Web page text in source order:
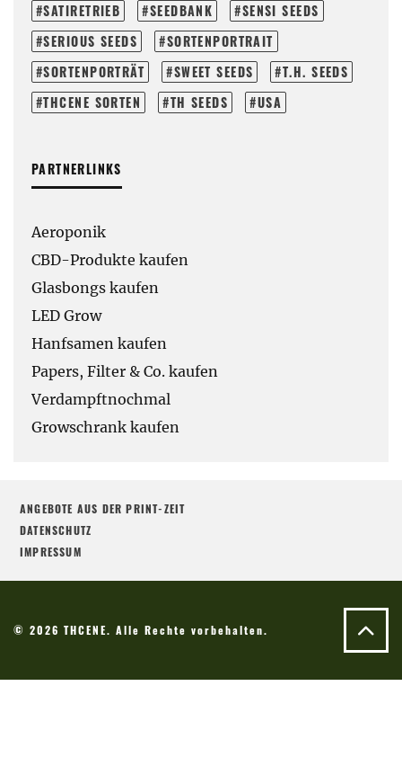
SATIRETRIEB
SEEDBANK
SENSI SEEDS
SERIOUS SEEDS
SORTENPORTRAIT
SORTENPORTRÄT
SWEET SEEDS
T.H. SEEDS
THCENE SORTEN
TH SEEDS USA
PARTNERLINKS
Aeroponik
CBD-Produkte kaufen
Glasbongs kaufen
LED Grow
Hanfsamen kaufen
Papers, Filter & Co. kaufen
Verdampftnochmal
Growschrank kaufen
ANGEBOTE AUS DER PRINT-ZEIT
DATENSCHUTZ
IMPRESSUM
© 2026 THCENE. Alle Rechte vorbehalten.